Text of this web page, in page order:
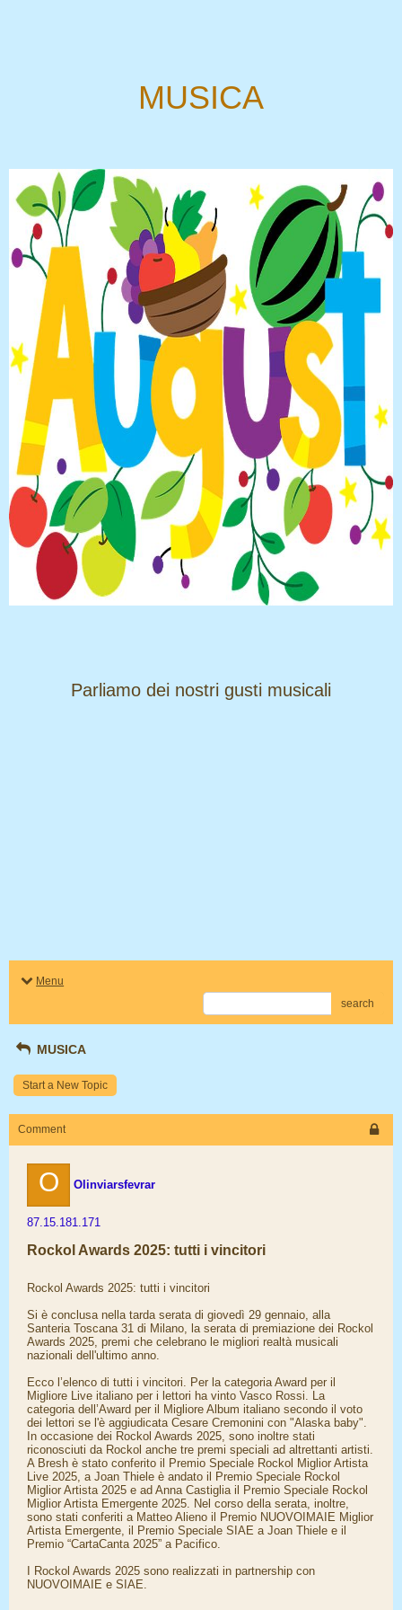
MUSICA
​​​​​​​Parliamo dei nostri gusti musicali
Menu
search
MUSICA
Start a New Topic
Comment
O Olinviarsfevrar
87.15.181.171
Rockol Awards 2025: tutti i vincitori
Rockol Awards 2025: tutti i vincitori
Si è conclusa nella tarda serata di giovedì 29 gennaio, alla
Santeria Toscana 31 di Milano, la serata di premiazione dei Rockol
Awards 2025, premi che celebrano le migliori realtà musicali
nazionali dell'ultimo anno.
Ecco l’elenco di tutti i vincitori. Per la categoria Award per il
Migliore Live italiano per i lettori ha vinto Vasco Rossi. La
categoria dell’Award per il Migliore Album italiano secondo il voto
dei lettori se l'è aggiudicata Cesare Cremonini con "Alaska baby".
In occasione dei Rockol Awards 2025, sono inoltre stati
riconosciuti da Rockol anche tre premi speciali ad altrettanti artisti.
A Bresh è stato conferito il Premio Speciale Rockol Miglior Artista
Live 2025, a Joan Thiele è andato il Premio Speciale Rockol
Miglior Artista 2025 e ad Anna Castiglia il Premio Speciale Rockol
Miglior Artista Emergente 2025. Nel corso della serata, inoltre,
sono stati conferiti a Matteo Alieno il Premio NUOVOIMAIE Miglior
Artista Emergente, il Premio Speciale SIAE a Joan Thiele e il
Premio “CartaCanta 2025” a Pacifico.
I Rockol Awards 2025 sono realizzati in partnership con
NUOVOIMAIE e SIAE.